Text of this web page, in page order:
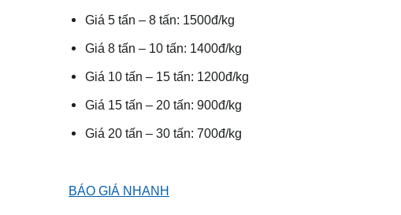
Giá 5 tấn – 8 tấn: 1500đ/kg
Giá 8 tấn – 10 tấn: 1400đ/kg
Giá 10 tấn – 15 tấn: 1200đ/kg
Giá 15 tấn – 20 tấn: 900đ/kg
Giá 20 tấn – 30 tấn: 700đ/kg
BÁO GIÁ NHANH